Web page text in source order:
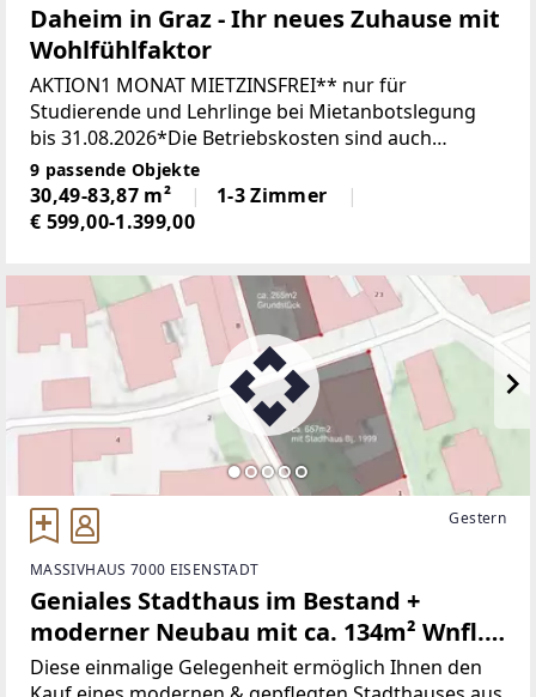
Daheim in Graz - Ihr neues Zuhause mit
Wohlfühlfaktor
AKTION1 MONAT MIETZINSFREI** nur für
Studierende und Lehrlinge bei Mietanbotslegung
bis 31.08.2026*Die Betriebskosten sind auch
während des mietzinsfreien Monats zu
entrichten. Zeitgemäße Architektur trifft
9 passende Objekte
30,49-83,87 m²
1-3 Zimmer
€ 599,00-1.399,00
Gestern
MASSIVHAUS 7000 EISENSTADT
Geniales Stadthaus im Bestand +
moderner Neubau mit ca. 134m² Wnfl.
gleich gegenüber. (genehmigt & mit ca.
Diese einmalige Gelegenheit ermöglich Ihnen den